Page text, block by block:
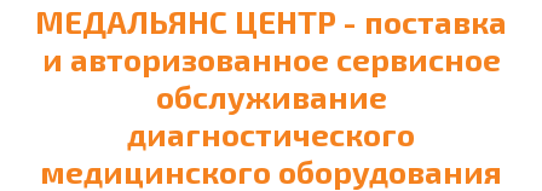
МЕДАЛЬЯНС ЦЕНТР - поставка
и авторизованное сервисное
обслуживание
диагностического
медицинского оборудования